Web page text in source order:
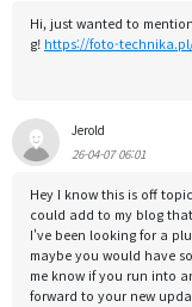
Hi, just wanted to
g! https://foto-
Jerold
26-04-07 06:01
Hey I know this is off
could add to my blog
I've been looking for a
maybe you would have
me know if you run into
forward to your new